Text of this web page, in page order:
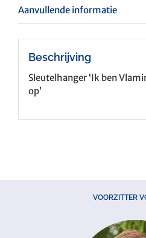
Aanvullende informatie
Beschrijving
Sleutelhanger ‘Ik ben
op’
VOORZITTER